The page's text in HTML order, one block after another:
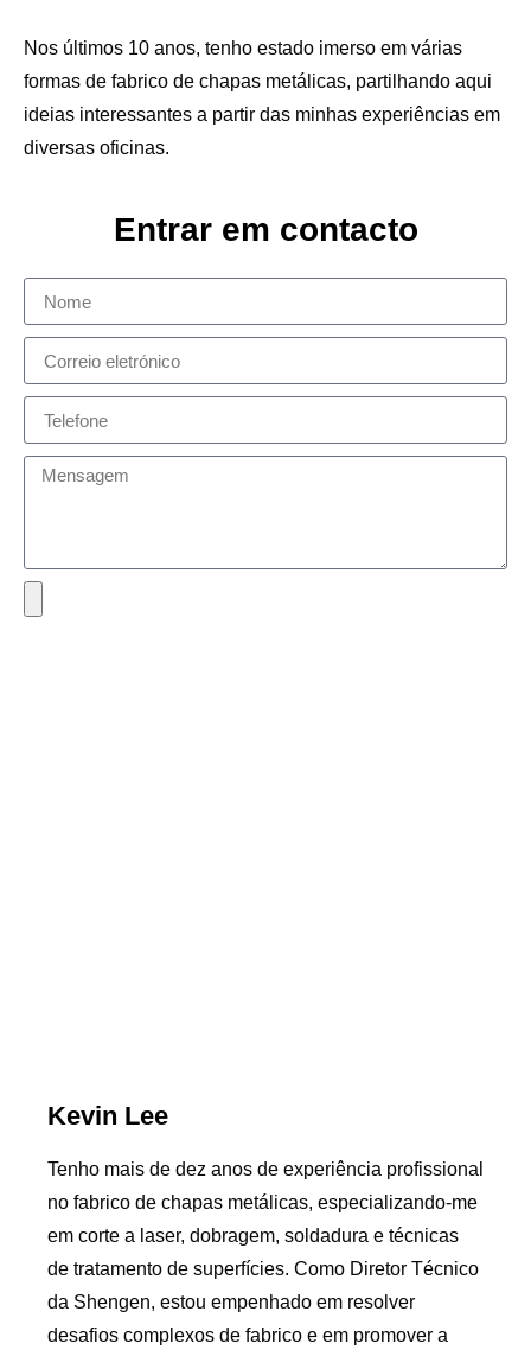
Nos últimos 10 anos, tenho estado imerso em várias
formas de fabrico de chapas metálicas, partilhando aqui
ideias interessantes a partir das minhas experiências em
diversas oficinas.
Entrar em contacto
Kevin Lee
Tenho mais de dez anos de experiência profissional
no fabrico de chapas metálicas, especializando-me
em corte a laser, dobragem, soldadura e técnicas
de tratamento de superfícies. Como Diretor Técnico
da Shengen, estou empenhado em resolver
desafios complexos de fabrico e em promover a